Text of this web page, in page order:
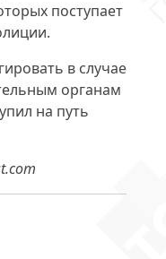
поступает
в случае
органам
на путь